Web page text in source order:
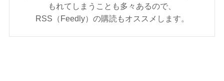
もれてしまうことも多々あるので、
RSS（Feedly）の購読もオススメします。